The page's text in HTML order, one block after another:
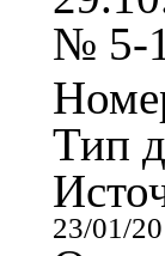
№ 5-
Тип
23/01/